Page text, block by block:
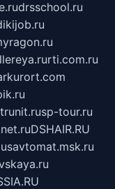
drsschool.ru
rti.com.ru
sp-tour.ru
DSHAIR.RU